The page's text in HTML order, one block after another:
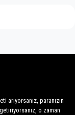
keşfedin. Ne
rezervasyon
paranızın
o zaman